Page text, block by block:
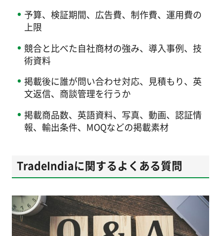
予算、検証期間、広告費、制作費、運用費の
上限
競合と比べた自社商材の強み、導入事例、技
術資料
掲載後に誰が問い合わせ対応、見積もり、英
文返信、商談管理を行うか
掲載商品数、英語資料、写真、動画、認証情
報、輸出条件、MOQなどの掲載素材
TradeIndiaに関するよくある質問